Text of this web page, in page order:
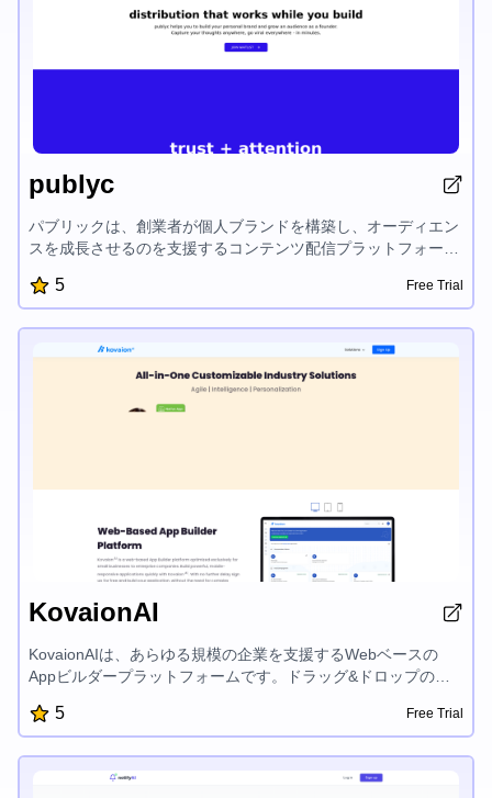
publyc
パブリックは、創業者が個人ブランドを構築し、オーディエン
スを成長させるのを支援するコンテンツ配信プラットフォーム
ームワークにより、パブリックはあなたの日々の洞察を
LinkedInやTwitterの魅力的な投稿に変え、自然にあなたの影響
を取り除き、あなたの独自の声を増幅し、ビジネスに最適なオ
ーディエンスを惹きつけることができます。
5 Free Trial
KovaionAI
KovaionAIは、あらゆる規模の企業を支援するWebベースの
Appビルダープラットフォームです。ドラッグ&ドロップのビ
自動化など、複雑なコーディングなしで、迅速かつコスト効率
的にカスタムのモバイル対応アプリケーションを作成すること
5 Free Trial